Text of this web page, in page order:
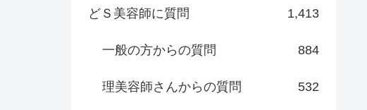
どＳ美容師に質問 1,413
一般の方からの質問 884
理美容師さんからの質問 532